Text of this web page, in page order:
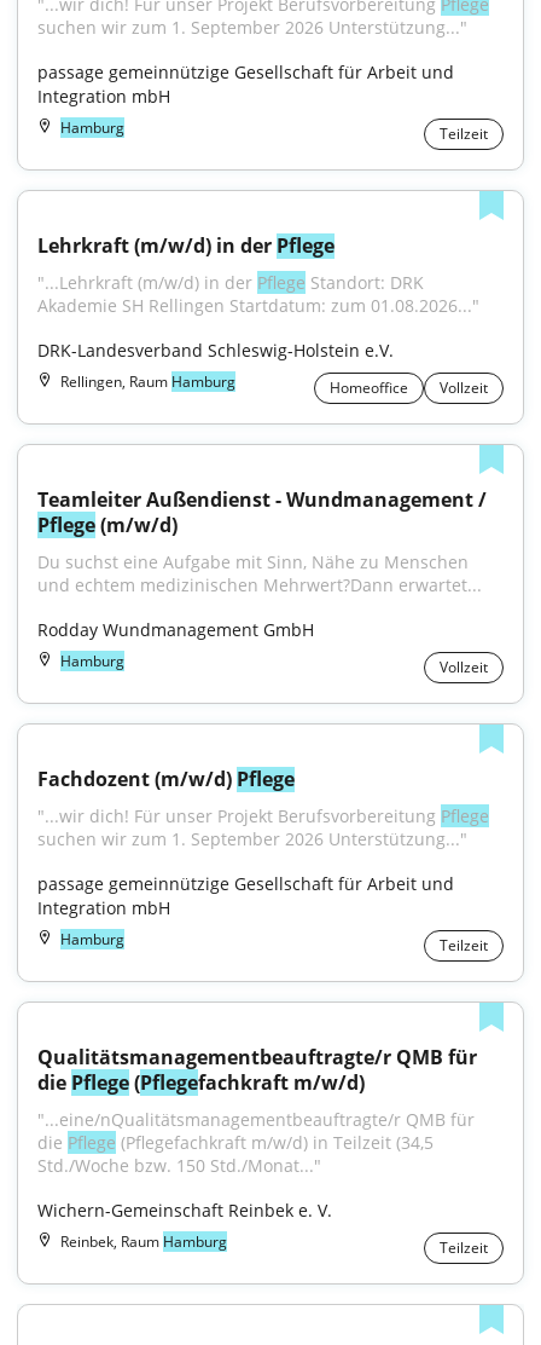
suchen wir zum 1. September 2026 Unterstützung..."
passage gemeinnützige Gesellschaft für Arbeit und
Integration mbH
Hamburg Teilzeit
Lehrkraft (m/w/d) in der Pflege
"...Lehrkraft (m/w/d) in der Pflege Standort: DRK
Akademie SH Rellingen Startdatum: zum 01.08.2026..."
DRK-Landesverband Schleswig-Holstein e.V.
Rellingen, Raum Hamburg Homeoffice Vollzeit
Pflege (m/w/d)
Du suchst eine Aufgabe mit Sinn, Nähe zu Menschen
und echtem medizinischen Mehrwert?Dann erwartet...
Rodday Wundmanagement GmbH
Hamburg Vollzeit
Fachdozent (m/w/d) Pflege
"...wir dich! Für unser Projekt Berufsvorbereitung Pflege
suchen wir zum 1. September 2026 Unterstützung..."
passage gemeinnützige Gesellschaft für Arbeit und
Integration mbH
Hamburg Teilzeit
Qualitätsmanagementbeauftragte/r QMB für
die Pflege (Pflegefachkraft m/w/d)
"...eine/nQualitätsmanagementbeauftragte/r QMB für
die Pflege (Pflegefachkraft m/w/d) in Teilzeit (34,5
Std./Woche bzw. 150 Std./Monat..."
Wichern-Gemeinschaft Reinbek e. V.
Reinbek, Raum Hamburg Teilzeit